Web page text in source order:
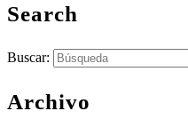
Search
Buscar:
Archivo